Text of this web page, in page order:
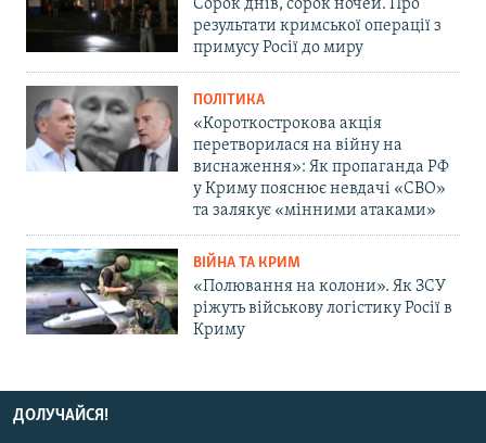
Сорок днів, сорок ночей. Про
результати кримської операції з
примусу Росії до миру
ПОЛІТИКА
«Короткострокова акція
перетворилася на війну на
виснаження»: Як пропаганда РФ
у Криму пояснює невдачі «СВО»
та залякує «мінними атаками»
ВІЙНА ТА КРИМ
«Полювання на колони». Як ЗСУ
ріжуть військову логістику Росії в
Криму
ДОЛУЧАЙСЯ!